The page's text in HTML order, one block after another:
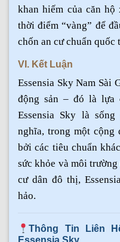
khan hiếm của căn
thời điểm “vàng” để
chốn an cư chuẩn quốc
VI. Kết Luận
Essensia Sky Nam Sài
động sản – đó là lựa
Essensia Sky là
nghĩa, trong một cộng
bởi các tiêu chuẩn
sức khỏe và môi
cư dân đô thị,
hảo.
Thông Tin Liên